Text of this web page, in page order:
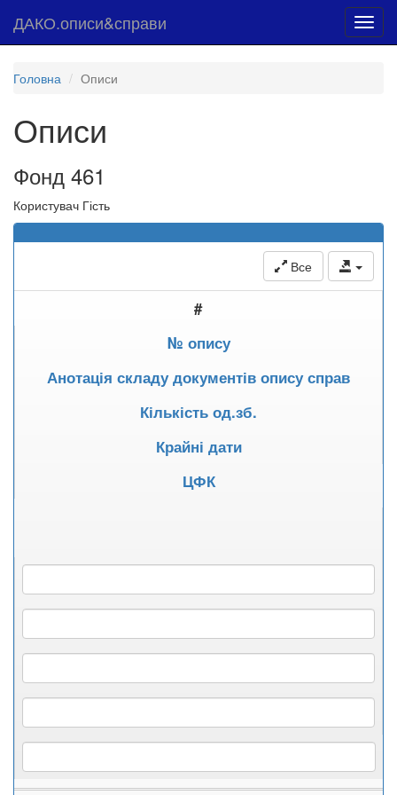
ДАКО.описи&справи
Головна Описи
Описи
Фонд 461
Користувач Гість
Все
#
№ опису
Анотація складу документів опису справ
Кількість од.зб.
Крайні дати
ЦФК